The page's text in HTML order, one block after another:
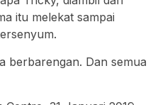
itu melekat sampai
berbarengan. Dan semua